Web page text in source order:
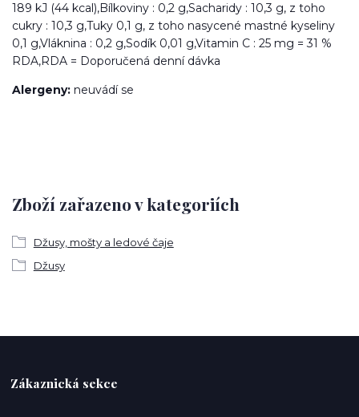
189 kJ (44 kcal),Bílkoviny : 0,2 g,Sacharidy : 10,3 g, z toho
cukry : 10,3 g,Tuky 0,1 g, z toho nasycené mastné kyseliny
0,1 g,Vláknina : 0,2 g,Sodík 0,01 g,Vitamin C : 25 mg = 31 %
RDA,RDA = Doporučená denní dávka
Alergeny: neuvádí se
Zboží zařazeno v kategoriích
Džusy, mošty a ledové čaje
Džusy
Zákaznická sekce